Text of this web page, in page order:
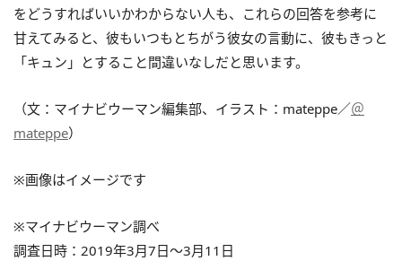
をどうすればいいかわからない人も、これらの回答を参考に
甘えてみると、彼もいつもとちがう彼女の言動に、彼もきっと
「キュン」とすること間違いなしだと思います。
（文：マイナビウーマン編集部、イラスト：mateppe／＠
mateppe）
※画像はイメージです
※マイナビウーマン調べ
調査日時：2019年3月7日～3月11日